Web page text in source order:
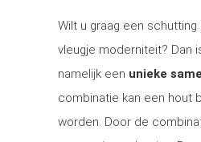
Wilt u graag een
vleugje moderniteit? Dan
namelijk een unieke
combinatie kan een hout
worden. Door de